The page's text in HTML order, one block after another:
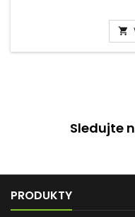

Sledujte
PRODUKTY